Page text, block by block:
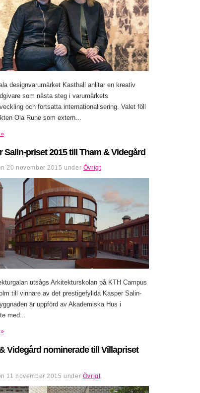
designvarumärket Kasthall anlitar en kreativ
som nästa steg i varumärkets
och fortsatta internationalisering. Valet föll
Ola Rune som extern...
Salin-priset 2015 till Tham & Videgård
20 november 2015 under Övrigt.
utsågs Arkitekturskolan på KTH Campus
till vinnare av det prestigefyllda Kasper Salin-
är uppförd av Akademiska Hus i
med...
Videgård nominerade till Villapriset
11 november 2015 under Övrigt.